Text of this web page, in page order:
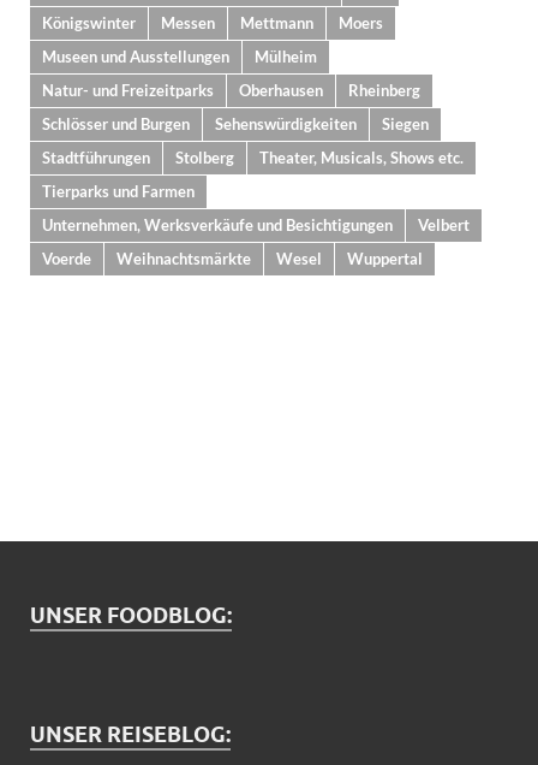
Königswinter
Messen Mettmann
Moers
Museen und Ausstellungen
Mülheim
Natur- und Freizeitparks
Oberhausen
Rheinberg
Schlösser und Burgen
Sehenswürdigkeiten
Siegen
Stadtführungen
Stolberg
Theater, Musicals, Shows etc.
Tierparks und Farmen
Unternehmen, Werksverkäufe und Besichtigungen
Velbert
Voerde
Weihnachtsmärkte Wesel Wuppertal
UNSER FOODBLOG:
UNSER REISEBLOG: